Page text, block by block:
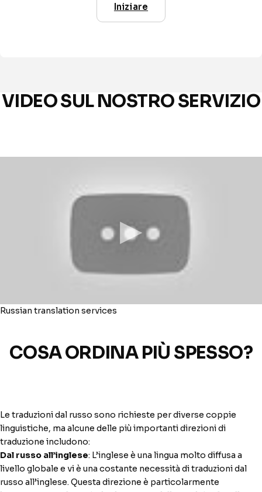
Iniziare
VIDEO SUL NOSTRO SERVIZIO
Russian translation services
COSA ORDINA PIÙ SPESSO?
Le traduzioni dal russo sono richieste per diverse coppie
linguistiche, ma alcune delle più importanti direzioni di
traduzione includono:
Dal russo all’inglese: L’inglese è una lingua molto diffusa a
livello globale e vi è una costante necessità di traduzioni dal
russo all’inglese. Questa direzione è particolarmente
Massimo
MASSIMO
Buongiorno!
Benvenuto nel servizio di traduzione
MASSIMO
Selezioni la coppia linguistica per iniziare:
Italiano → Inglese Inglese → Italiano Italiano → Russo
Russo → Italiano Tedesco → Italiano
Francese → Italiano Altra coppia linguistica